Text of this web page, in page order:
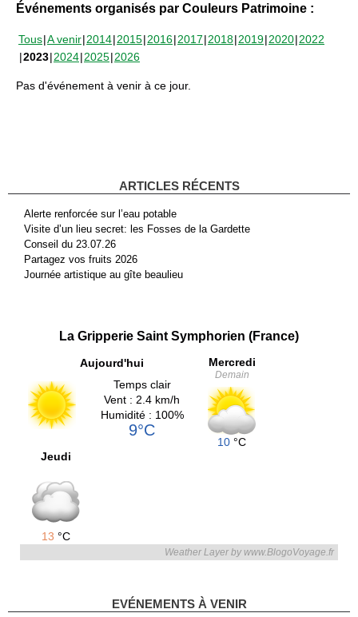
Événements organisés par Couleurs Patrimoine :
Tous A venir 2014 2015 2016 2017 2018 2019 2020 2022
2023 2024 2025 2026
Pas d'événement à venir à ce jour.
ARTICLES RÉCENTS
Alerte renforcée sur l’eau potable
Visite d’un lieu secret: les Fosses de la Gardette
Conseil du 23.07.26
Partagez vos fruits 2026
Journée artistique au gîte beaulieu
La Gripperie Saint Symphorien (France)
Aujourd'hui
Temps clair
Vent : 2.4 km/h
Humidité : 100%
9°C
Mercredi
Demain
10 °C
Jeudi
13 °C
Weather Layer by www.BlogoVoyage.fr
EVÉNEMENTS À VENIR